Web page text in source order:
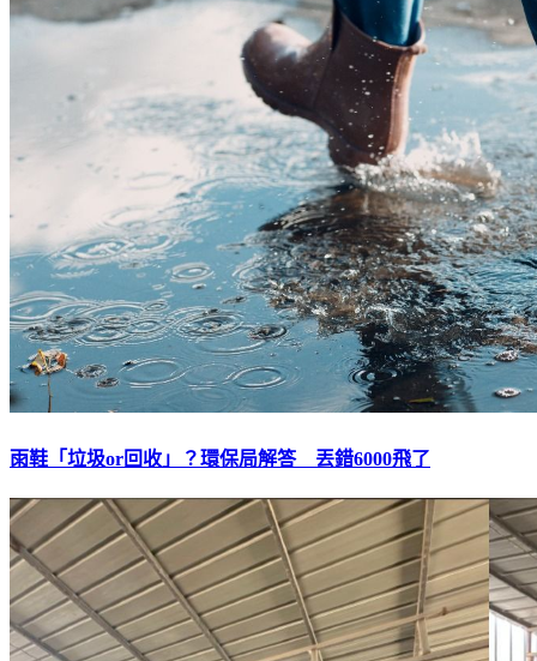
雨鞋「垃圾or回收」？環保局解答 丟錯6000飛了